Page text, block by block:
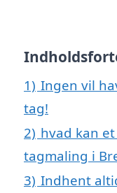
1) Ingen vil
tag!
2) hvad kan
tagmaling i
3) Indhent